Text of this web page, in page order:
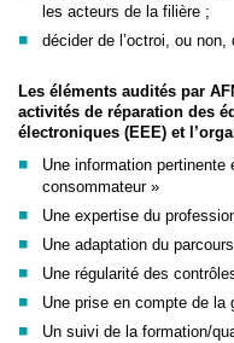
les acteurs de la filière ;
décider de l’octroi, ou
Les éléments audités par
activités de réparation des
électroniques (EEE) et
Une information
consommateur »
Une expertise du
Une adaptation du
Une régularité des
Une prise en compte de la
Un suivi de la formation/